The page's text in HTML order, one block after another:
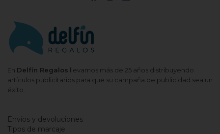
En Delfín Regalos llevamos más de 25 años distribuyendo
artículos publicitarios para que su campaña de publicidad sea un
éxito.
Envíos y devoluciones
Tipos de marcaje